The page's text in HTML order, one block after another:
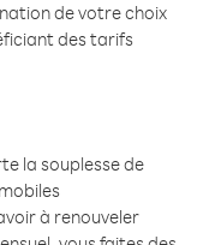
de votre choix
des tarifs
la souplesse de
à renouveler